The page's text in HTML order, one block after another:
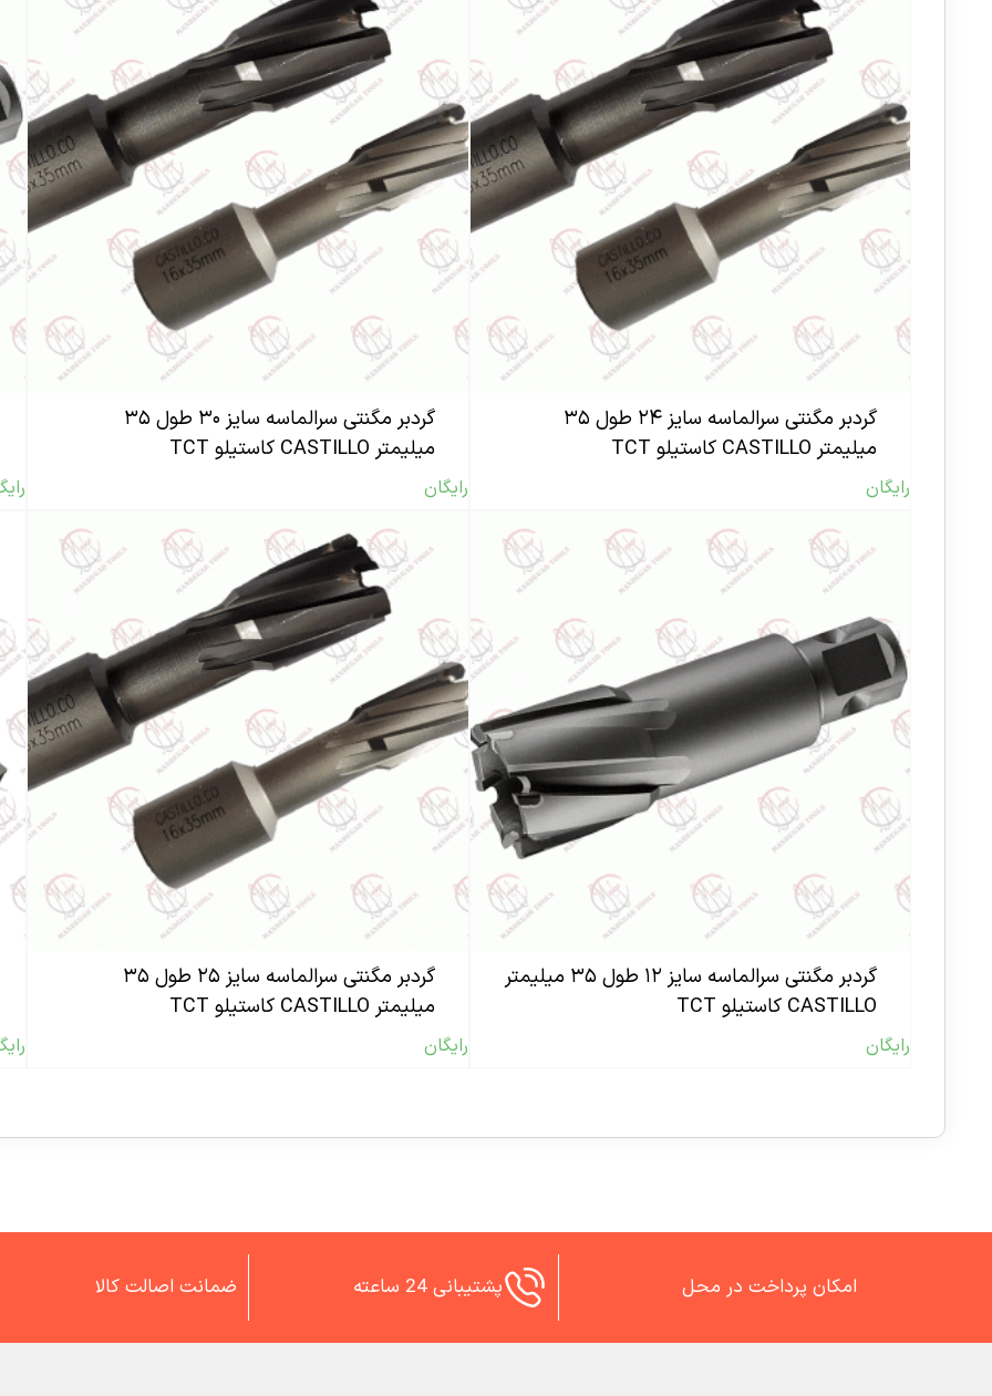
گردبر مگنتی سرالماسه سایز ۲۴ طول ۳۵
میلیمتر CASTILLO کاستیلو TCT
رایگان
گردبر مگنتی سرالماسه سایز ۳۰ طول ۳۵
میلیمتر CASTILLO کاستیلو TCT
رایگان
گردبر مگنتی سرالماسه سایز ۱۲ طول ۳۵ میلیمتر
CASTILLO کاستیلو TCT
رایگان
گردبر مگنتی سرالماسه سایز ۲۵ طول ۳۵
میلیمتر CASTILLO کاستیلو TCT
رایگان
امکان پرداخت در محل پشتیبانی 24 ساعته ضمانت اصالت کالا